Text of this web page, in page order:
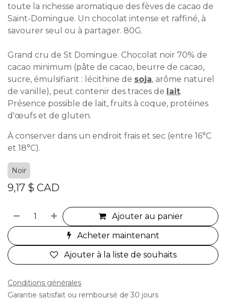
toute la richesse aromatique des fèves de cacao de
Saint-Domingue. Un chocolat intense et raffiné, à
savourer seul ou à partager. 80G.
Grand cru de St Domingue. Chocolat noir 70% de
cacao minimum (pâte de cacao, beurre de cacao,
sucre, émulsifiant : lécithine de soja, arôme naturel
de vanille), peut contenir des traces de lait.
Présence possible de lait, fruits à coque, protéines
d'œufs et de gluten.
À conserver dans un endroit frais et sec (entre 16°C
et 18°C).
Noir
9,17 $ CAD
Ajouter au panier
Acheter maintenant
Ajouter à la liste de souhaits
Conditions générales
Garantie satisfait ou remboursé de 30 jours